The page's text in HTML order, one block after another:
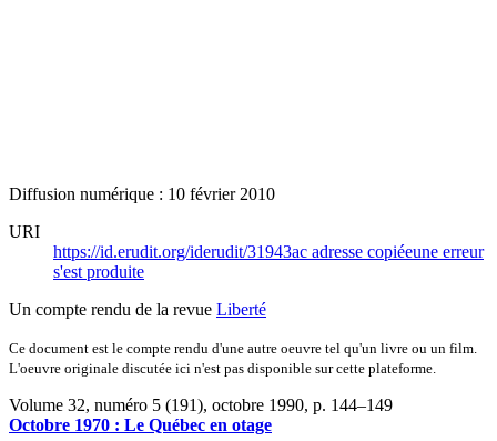
Diffusion numérique : 10 février 2010
URI
https://id.erudit.org/iderudit/31943ac adresse copiéeune erreur
s'est produite
Un compte rendu de la revue Liberté
Ce document est le compte rendu d'une autre oeuvre tel qu'un livre ou un film.
L'oeuvre originale discutée ici n'est pas disponible sur cette plateforme.
Volume 32, numéro 5 (191), octobre 1990, p. 144–149
Octobre 1970 : Le Québec en otage